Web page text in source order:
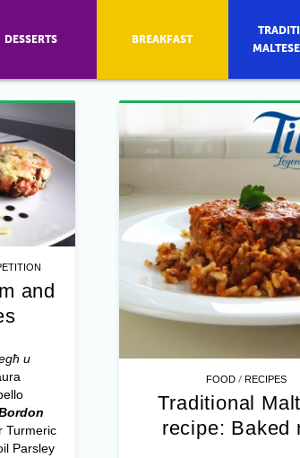
and
u
Turmeric
Parsley
FOOD /RECIPES
Traditional
recipe: Baked
DESSERTS BREAKFAST